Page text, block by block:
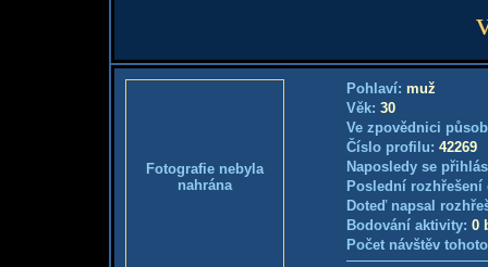
Fotografie nebyla
nahrána
Pohlaví: muž
Věk: 30
Ve zpovědnici
Číslo profilu: 42269
Naposledy se
Poslední
Doteď napsal
Bodování aktivity: 0
Počet návštěv